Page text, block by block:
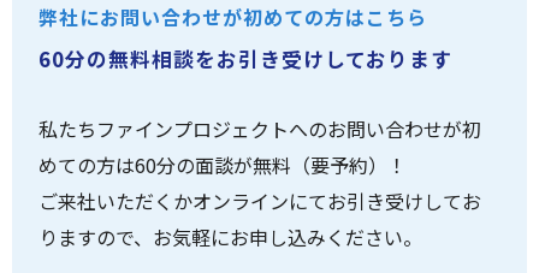
弊社にお問い合わせが初めての方はこちら
60分の無料相談をお引き受けしております
私たちファインプロジェクトへのお問い合わせが初
めての方は60分の面談が無料（要予約）！
ご来社いただくかオンラインにてお引き受けしてお
りますので、お気軽にお申し込みください。